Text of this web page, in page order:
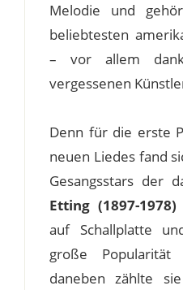
Melodie und
beliebtesten
– vor allem
vergessenen
Denn für die erste
neuen Liedes fand
Gesangsstars der
Etting (1897-1978)
auf Schallplatte
große
daneben zählte